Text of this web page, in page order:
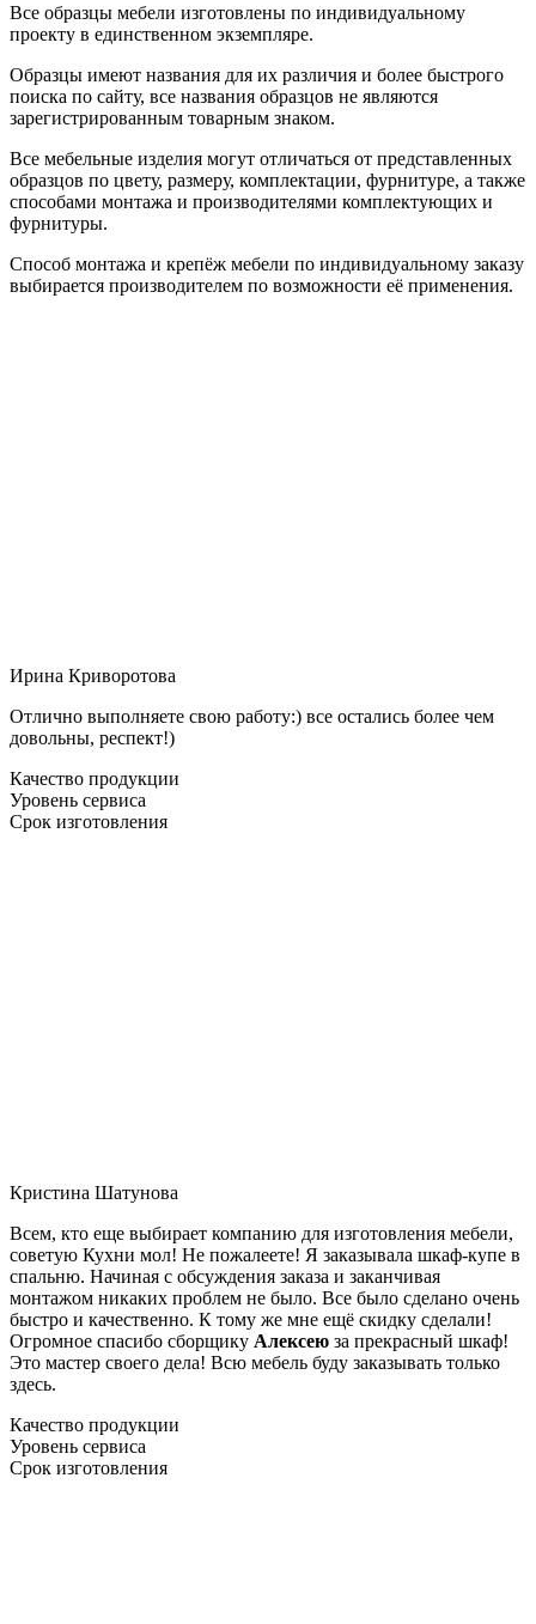
Все образцы мебели изготовлены по индивидуальному
проекту в единственном экземпляре.
Образцы имеют названия для их различия и более быстрого
поиска по сайту, все названия образцов не являются
зарегистрированным товарным знаком.
Все мебельные изделия могут отличаться от представленных
образцов по цвету, размеру, комплектации, фурнитуре, а также
способами монтажа и производителями комплектующих и
фурнитуры.
Способ монтажа и крепёж мебели по индивидуальному заказу
выбирается производителем по возможности её применения.
Ирина Криворотова
Отлично выполняете свою работу:) все остались более чем
довольны, респект!)
Качество продукции
Уровень сервиса
Срок изготовления
Кристина Шатунова
Всем, кто еще выбирает компанию для изготовления мебели,
советую Кухни мол! Не пожалеете! Я заказывала шкаф-купе в
спальню. Начиная с обсуждения заказа и заканчивая
монтажом никаких проблем не было. Все было сделано очень
быстро и качественно. К тому же мне ещё скидку сделали!
Огромное спасибо сборщику Алексею за прекрасный шкаф!
Это мастер своего дела! Всю мебель буду заказывать только
здесь.
Качество продукции
Уровень сервиса
Срок изготовления